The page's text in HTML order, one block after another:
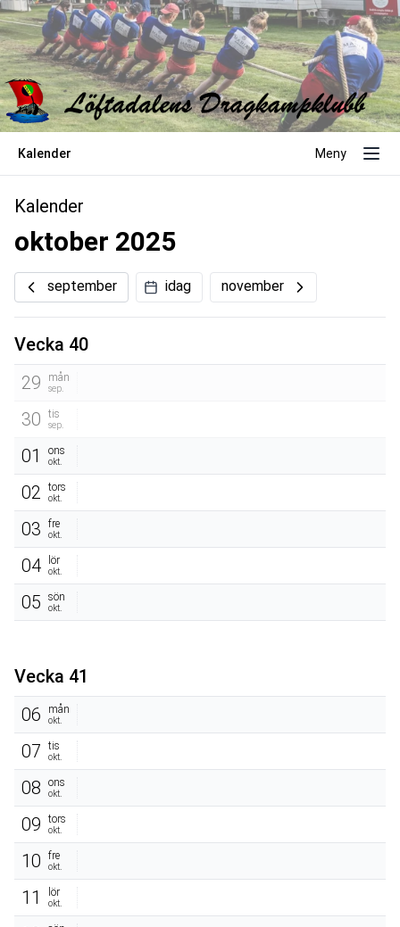
Kalender Meny
Kalender
oktober 2025
september idag november
Vecka 40
29
mån
sep.
30 tis
sep.
01 ons
okt.
02 tors
okt.
03 fre
okt.
04 lör
okt.
05 sön
okt.
Vecka 41
06
mån
okt.
07 tis
okt.
08 ons
okt.
09 tors
okt.
10 fre
okt.
11 lör
okt.